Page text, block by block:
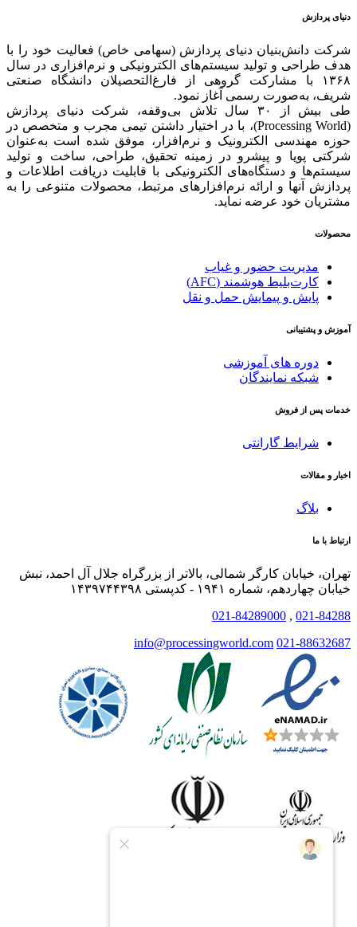
دنیای پردازش
شرکت دانش‌بنیان دنیای پردازش (سهامی خاص) فعالیت خود را با
هدف طراحی و تولید سیستم‌های الکترونیکی و نرم‌افزاری در سال
۱۳۶۸ با مشارکت گروهی از فارغ‌التحصیلان دانشگاه صنعتی
شریف، به‌صورت رسمی آغاز نمود.
طی بیش از ۳۰ سال تلاش بی‌وقفه، شرکت دنیای پردازش
(Processing World)، با در اختیار داشتن تیمی مجرب و متخصص در
حوزه مهندسی الکترونیک و نرم‌افزار، موفق شده است به‌عنوان
شرکتی پویا و پیشرو در زمینه‌ تحقیق، طراحی، ساخت و تولید
سیستم‌ها و دستگاه‌های الکترونیکی با قابلیت دریافت اطلاعات و
پردازش آنها و ارائه‌ نرم‌افزارهای مرتبط، محصولات متنوعی را به
مشتریان خود عرضه نماید.
محصولات
مدیریت حضور و غیاب
کارت‌بلیط هوشمند (AFC)
پایش و پیمایش حمل و نقل
آموزش و پشتیبانی
دوره های آموزشی
شبکه نمایندگان
خدمات پس از فروش
شرایط گارانتی
اخبار و مقالات
بلاگ
ارتباط با ما
تهران، خیابان کارگر شمالی، بالاتر از بزرگراه جلال آل احمد، نبش
خیابان چهاردهم، شماره ۱۹۴۱ - کدپستی ۱۴۳۹۷۴۴۳۹۸
021-84288
,
021-84289000
021-88632687
info@processingworld.com